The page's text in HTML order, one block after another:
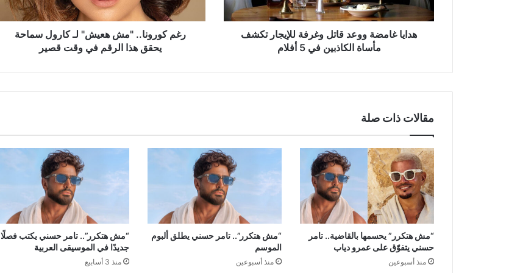
مأساة
الكاذبين
هدايا غامضة ووعد قاتل وغرفة للإيجار تكشف
مأساة الكاذبين في 5 أفلام
يحقق
هذا
قصير
رغم كورونا.. "مش هعيش" لـ كارول سماحة
يحقق هذا الرقم في وقت قصير
مقالات ذات صلة
“مش هتكرر” يحسمها بالقاضية.. تامر
حسني يتفوّق على عمرو دياب
منذ أسبوعين
“مش هتكرر”.. تامر حسني يطلق ألبوم
الموسم
منذ أسبوعين
“مش هتكرر”.. تامر حسني يكتب فصلًا
جديدًا في الموسيقى العربية
منذ 3 أسابيع